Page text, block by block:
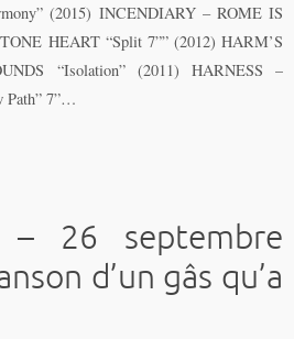
(2015) INCENDIARY – ROME IS
HEART “Split 7”” (2012) HARM’S
“Isolation” (2011) HARNESS –
Path” 7”…
– 26 septembre
d’un gâs qu’a